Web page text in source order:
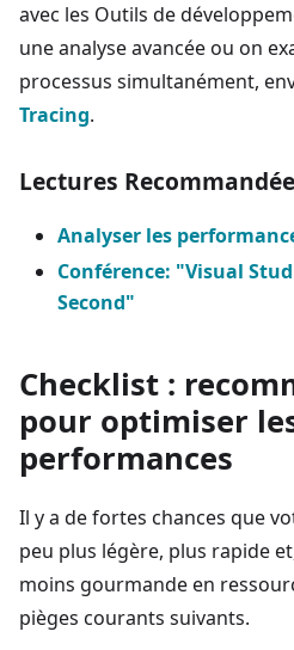
avec les Outils de
une analyse avancée ou on
processus simultanément,
Tracing.
Lectures
Analyser les
Conférence: "Visual
Second"
Checklist :
pour optimiser
performances
Il y a de fortes chances que
peu plus légère, plus rapide
moins gourmande en
pièges courants suivants.